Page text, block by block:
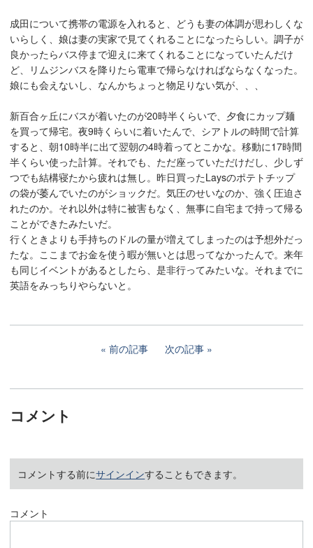
成田について携帯の電源を入れると、どうも妻の体調が思わしくな
いらしく、娘は妻の実家で見てくれることになったらしい。調子が
良かったらバス停まで迎えに来てくれることになっていたんだけ
ど、リムジンバスを降りたら電車で帰らなければならなくなった。
娘にも会えないし、なんかちょっと物足りない気が、、、
新百合ヶ丘にバスが着いたのが20時半くらいで、夕食にカップ麺
を買って帰宅。夜9時くらいに着いたんで、シアトルの時間で計算
すると、朝10時半に出て翌朝の4時着ってとこかな。移動に17時間
半くらい使った計算。それでも、ただ座っていただけだし、少しず
つでも結構寝たから疲れは無し。昨日買ったLaysのポテトチップ
の袋が萎んでいたのがショックだ。気圧のせいなのか、強く圧迫さ
れたのか。それ以外は特に被害もなく、無事に自宅まで持って帰る
ことができたみたいだ。
行くときよりも手持ちのドルの量が増えてしまったのは予想外だっ
たな。ここまでお金を使う暇が無いとは思ってなかったんで。来年
も同じイベントがあるとしたら、是非行ってみたいな。それまでに
英語をみっちりやらないと。
前の記事 次の記事
コメント
コメントする前にサインインすることもできます。
コメント